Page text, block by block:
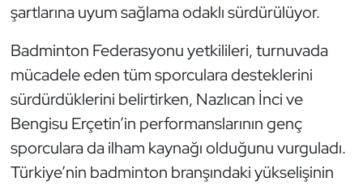
şartlarına uyum sağlama odaklı sürdürülüyor.
Badminton Federasyonu yetkilileri, turnuvada
mücadele eden tüm sporculara desteklerini
sürdürdüklerini belirtirken, Nazlıcan İnci ve
Bengisu Erçetin’in performanslarının genç
sporculara da ilham kaynağı olduğunu vurguladı.
Türkiye’nin badminton branşındaki yükselişinin
Satranç
Su Topu
Sualtı Sporları
Tekvando
Tenis